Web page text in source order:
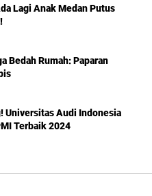
Lagi Anak Medan Putus
Bedah Rumah: Paparan
Universitas Audi Indonesia
Terbaik 2024